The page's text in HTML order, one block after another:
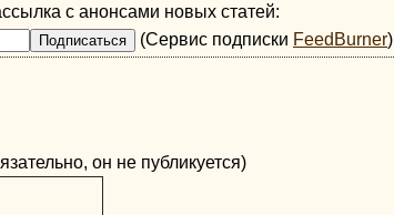
с анонсами новых статей:
(Сервис подписки FeedBurner)
он не публикуется)